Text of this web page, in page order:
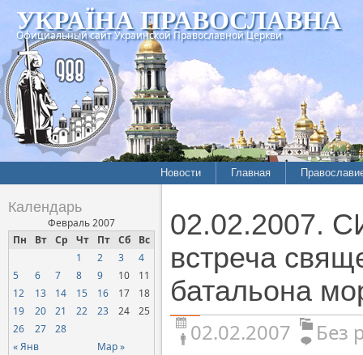
УКРАЇНА ПРАВОСЛАВНА
Официальный сайт Украинской Православной Церкви
Новости Главная
Календарь
Февраль 2007
Пн
Вт Ср Чт Пт Сб Вс
« Янв Мар »
1 2 3
4
5
6 7 8 9 10
11
12
13 14 15 16 17
18
19
20 21 22 23 24
25
26
27 28
02.02.2007.
встреча
батальона
02.02.2007
Без